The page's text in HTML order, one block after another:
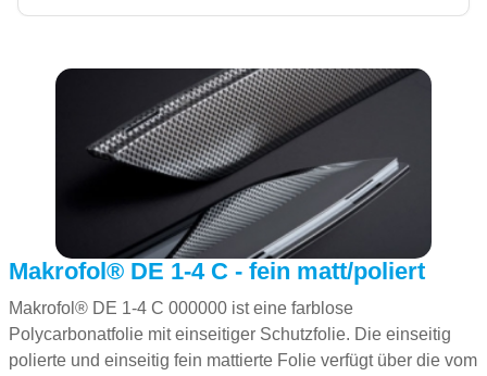
Makrofol® DE 1-4 C - fein matt/poliert
Makrofol® DE 1-4 C 000000 ist eine farblose
Polycarbonatfolie mit einseitiger Schutzfolie. Die einseitig
polierte und einseitig fein mattierte Folie verfügt über die vom